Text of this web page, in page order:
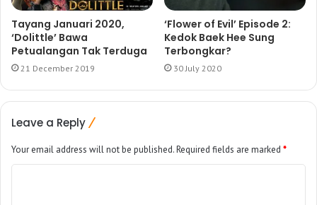
Tayang Januari 2020,
‘Dolittle’ Bawa
Petualangan Tak Terduga
21 December 2019
‘Flower of Evil’ Episode 2:
Kedok Baek Hee Sung
Terbongkar?
30 July 2020
Leave a Reply
Your email address will not be published.Required fields are marked *